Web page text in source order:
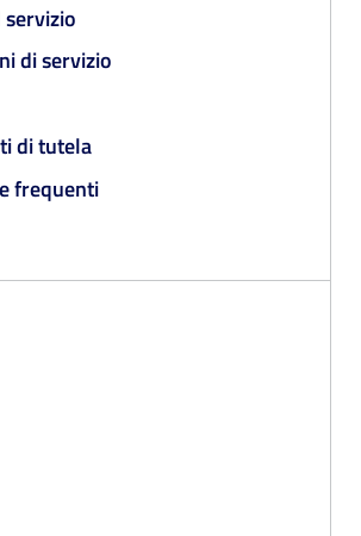
servizio
di servizio
di tutela
frequenti